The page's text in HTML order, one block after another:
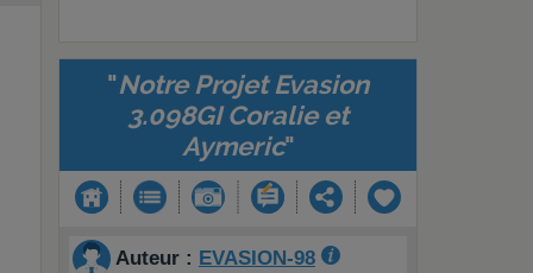
"Notre Projet Evasion
3.098GI Coralie et
Aymeric"
Auteur : EVASION-98